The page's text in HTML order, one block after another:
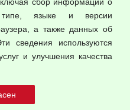
типе, языке и версии
а также данных об
сведения используются
и улучшения качества